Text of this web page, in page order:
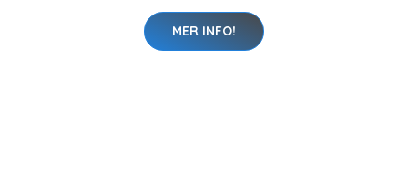
MER INFO!